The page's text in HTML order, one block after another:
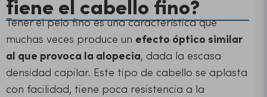
Tener el pelo fino es una característica que
muchas veces produce un efecto óptico similar
al que provoca la alopecia, dada la escasa
densidad capilar. Este tipo de cabello se aplasta
con facilidad, tiene poca resistencia a la